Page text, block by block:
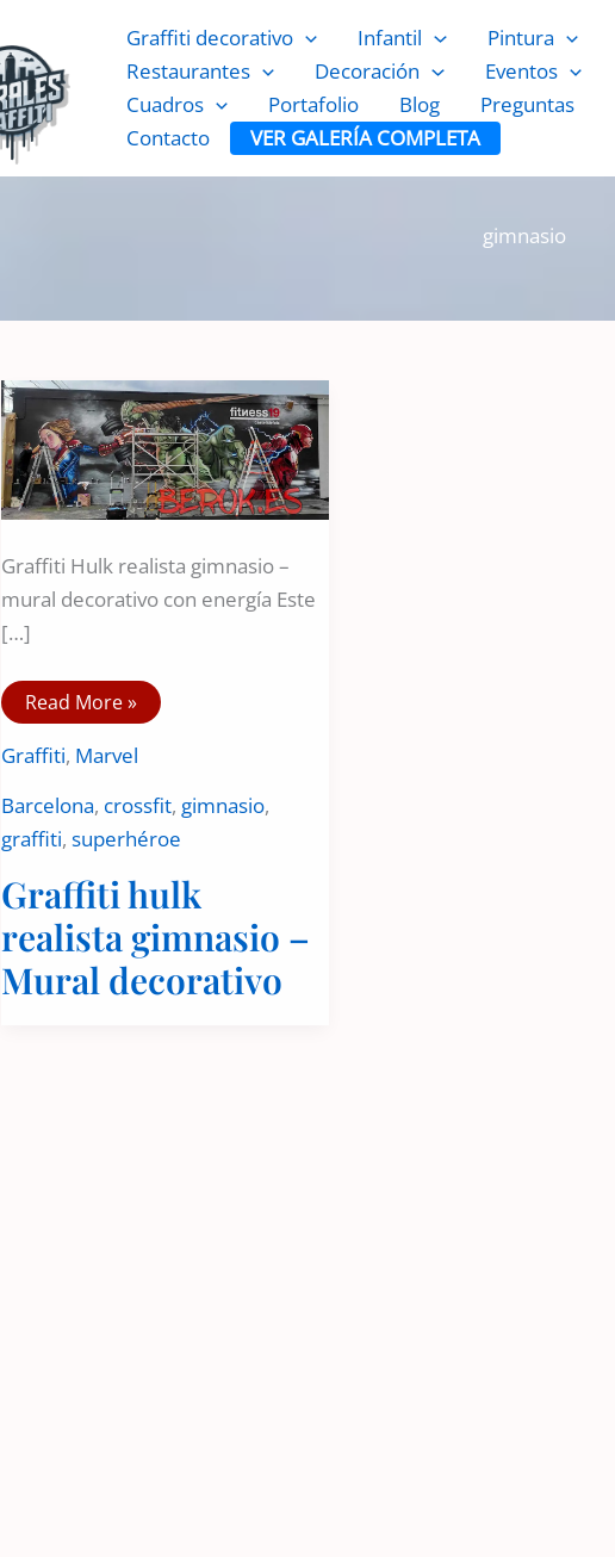
Graffiti decorativo Infantil Pintura
Restaurantes
Decoración Eventos
Cuadros
Portafolio Blog Preguntas
Contacto
VER GALERÍA COMPLETA
gimnasio
Graffiti Hulk realista gimnasio –
mural decorativo con energía Este
[…]
Graffiti
hulk
gimnasio
Mural
decorativo
Read More »
Graffiti, Marvel
Barcelona, crossfit, gimnasio,
graffiti, superhéroe
Graffiti hulk
realista gimnasio –
Mural decorativo